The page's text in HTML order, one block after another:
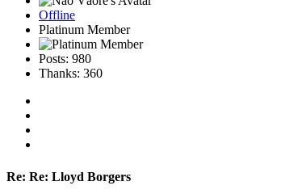
Offline
Platinum Member
Posts: 980
Thanks: 360
Re: Re: Lloyd Borgers